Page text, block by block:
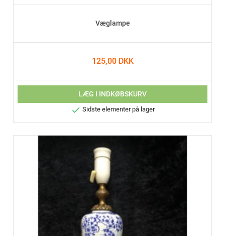
Væglampe
125,00 DKK
LÆG I INDKØBSKURV
 Sidste elementer på lager